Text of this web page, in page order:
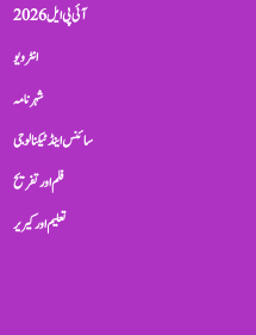
آئی پی ایل 2026
انٹرویو
شہرنامہ
سائنس اینڈ ٹیکنالوجی
فلم اور تفریح
تعلیم اور کیریر